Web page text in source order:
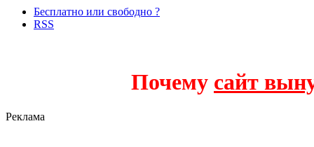
Бесплатно или свободно ?
RSS
Почему сайт
Реклама